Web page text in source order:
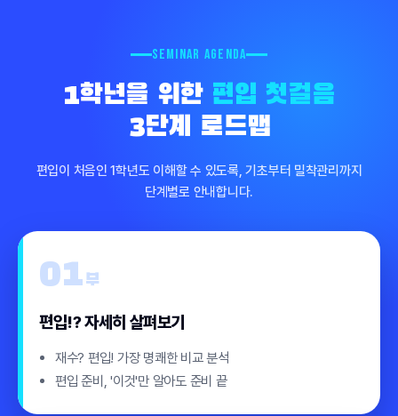
SEMINAR AGENDA
1학년을 위한 편입 첫걸음
3단계 로드맵
편입이 처음인 1학년도 이해할 수 있도록, 기초부터 밀착관리까지
단계별로 안내합니다.
01 부
편입!? 자세히 살펴보기
재수? 편입! 가장 명쾌한 비교 분석
편입 준비, '이것'만 알아도 준비 끝